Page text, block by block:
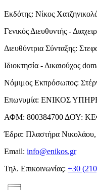
Εκδότης: Νίκος
Γενικός Διευθυντής -
Διευθύντρια Σύνταξης:
Ιδιοκτησία - Δικαιούχος
Νόμιμος Εκπρόσωπος:
Επωνυμία: ΕΝΙΚΟΣ
ΑΦΜ: 800384700 ΔΟΥ:
Έδρα: Πλαστήρα
Email: info@enikos.gr
Τηλ. Επικοινωνίας: +30